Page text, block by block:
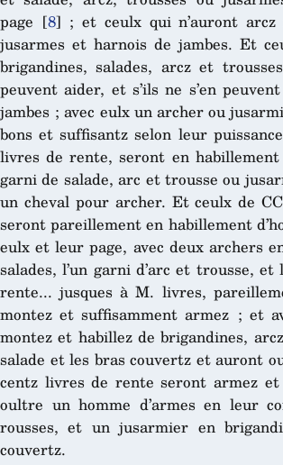
page [8] ; et ceulx qui n’auront
jusarmes et harnois de jambes. Et
brigandines, salades, arcz et
peuvent aider, et s’ils ne s’en
jambes ; avec eulx un archer ou
bons et suffisantz selon leur
livres de rente, seront en habillement
garni de salade, arc et trousse ou
un cheval pour archer. Et ceulx de
seront pareillement en habillement
eulx et leur page, avec deux archers
salades, l’un garni d’arc et trousse,
rente... jusques à M. livres,
montez et suffisamment armez ; et
montez et habillez de brigandines,
salade et les bras couvertz et auront
centz livres de rente seront armez
oultre un homme d’armes en leur
rousses, et un jusarmier en
couvertz.